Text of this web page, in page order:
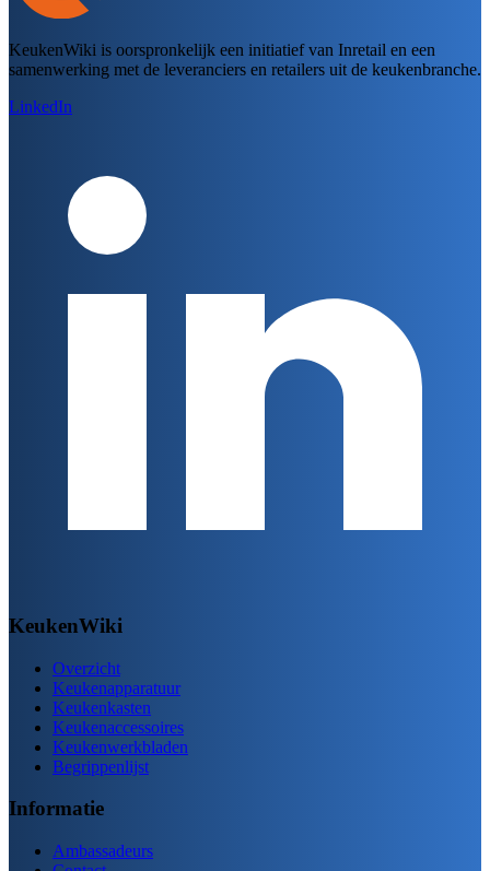
KeukenWiki is oorspronkelijk een initiatief van Inretail en een
samenwerking met de leveranciers en retailers uit de keukenbranche.
LinkedIn
KeukenWiki
Overzicht
Keukenapparatuur
Keukenkasten
Keukenaccessoires
Keukenwerkbladen
Begrippenlijst
Informatie
Ambassadeurs